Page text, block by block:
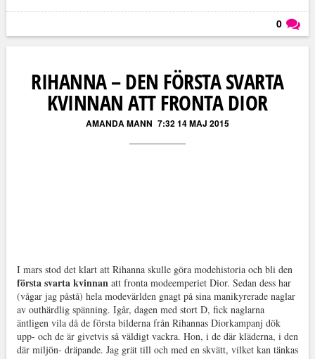
0
RIHANNA – DEN FÖRSTA SVARTA
KVINNAN ATT FRONTA DIOR
AMANDA MANN 7:32 14 MAJ 2015
I mars stod det klart att Rihanna skulle göra modehistoria och bli den
första svarta kvinnanatt fronta modeemperiet Dior. Sedan dess har
(vågar jag påstå) hela modevärlden gnagt på sina manikyrerade naglar
av outhärdlig spänning. Igår, dagen med stort D, fick naglarna
äntligen vila då de första bilderna från Rihannas Diorkampanj dök
upp- och de är givetvis så väldigt vackra. Hon, i de där kläderna, i den
där miljön- dräpande. Jag grät till och med en skvätt, vilket kan tänkas